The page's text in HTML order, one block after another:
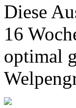
Diese
16
optimal